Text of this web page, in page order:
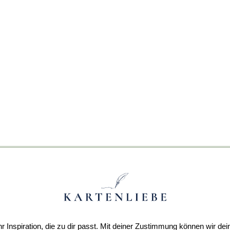
Inspiration, die zu dir passt. Mit deiner Zustimmung können wir